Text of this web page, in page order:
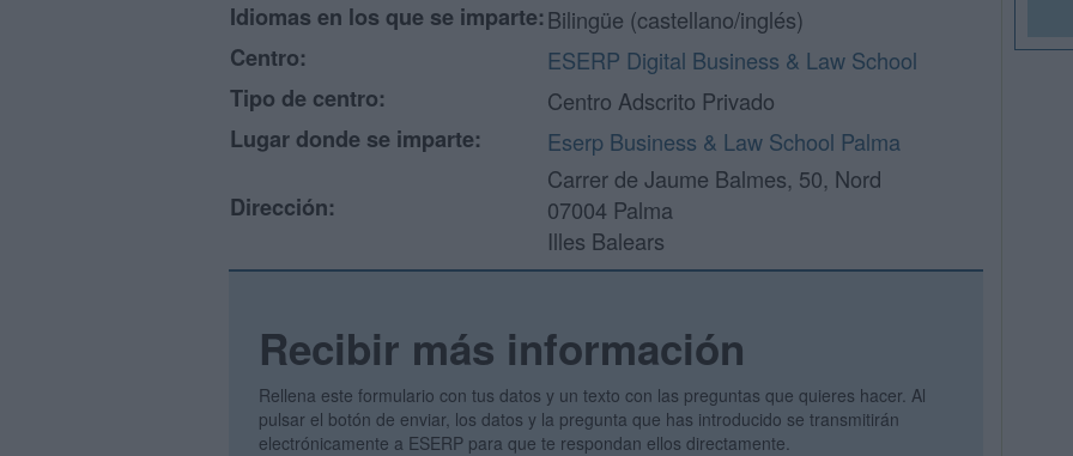
Idiomas en los que se imparte:Bilingüe (castellano/inglés)
Centro:
ESERP Digital Business & Law School
Tipo de centro:
Centro Adscrito Privado
Lugar donde se imparte:
Eserp Business & Law School Palma
Dirección:
Carrer de Jaume Balmes, 50, Nord
07004 Palma
Illes Balears
Recibir más información
Rellena este formulario con tus datos y un texto con las preguntas que quieres hacer. Al
pulsar el botón de enviar, los datos y la pregunta que has introducido se transmitirán
electrónicamente a ESERP para que te respondan ellos directamente.